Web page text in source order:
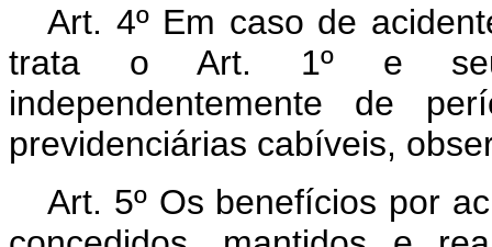
Art. 4º Em caso de
trata o Art. 1º e seus
independentemente de
previdenciárias cabíveis,
Art. 5º Os benefícios por